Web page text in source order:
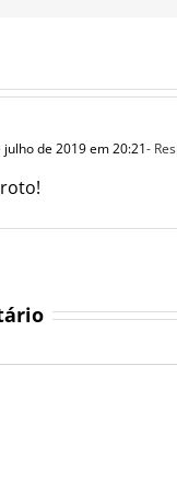
julho de 2019 em 20:21-